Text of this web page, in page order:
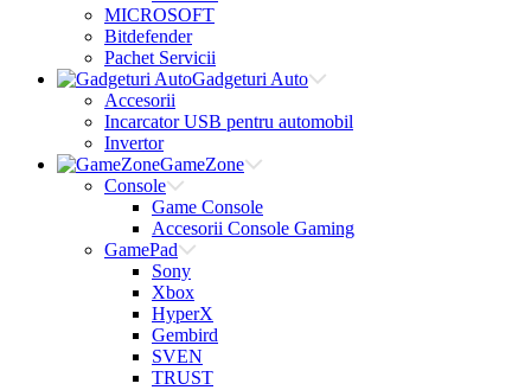
MICROSOFT
Bitdefender
Pachet Servicii
Gadgeturi Auto
Accesorii
Incarcator USB pentru automobil
Invertor
GameZone
Console
Game Console
Accesorii Console Gaming
GamePad
Sony
Xbox
HyperX
Gembird
SVEN
TRUST